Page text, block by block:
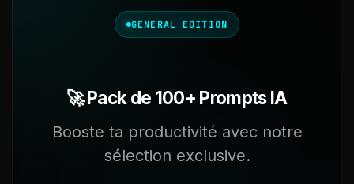
GENERAL EDITION
🚀 Pack de 100+ Prompts IA
Booste ta productivité avec notre
sélection exclusive.